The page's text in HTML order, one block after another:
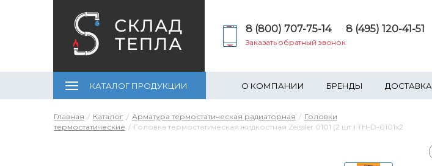
8 (800) 707-75-14 8 (495) 120-41-51
Заказать обратный звонок
КАТАЛОГ ПРОДУКЦИИ О КОМПАНИИ БРЕНДЫ ДОСТАВКА
Главная Каталог Арматура термостатическая радиаторная
Головки
термостатические
Головка термостатическая жидкостная Zeissler 0101 (2 шт.) TH-D-0101x2